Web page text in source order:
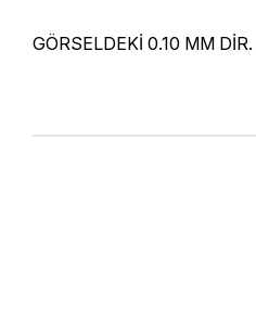
GÖRSELDEKİ 0.10 MM DİR.